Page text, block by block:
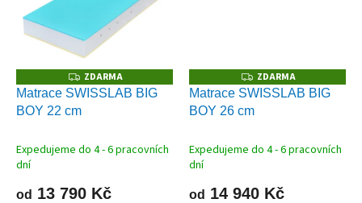
Z
D
A
R
ZDARMA
Matrace SWISSLAB BIG
BOY 22 cm
Expedujeme do 4 - 6 pracovních
dní
od 13 790 Kč
Z
D
A
R
ZDARMA
Matrace SWISSLAB BIG
BOY 26 cm
Expedujeme do 4 - 6 pracovních
dní
od 14 940 Kč